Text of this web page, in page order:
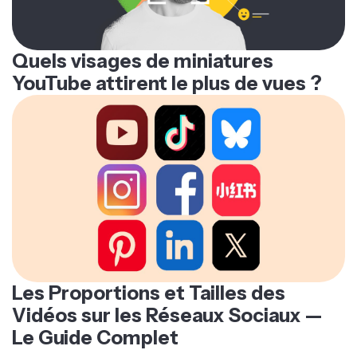
Quels visages de miniatures
YouTube attirent le plus de vues ?
Les Proportions et Tailles des
Vidéos sur les Réseaux Sociaux —
Le Guide Complet